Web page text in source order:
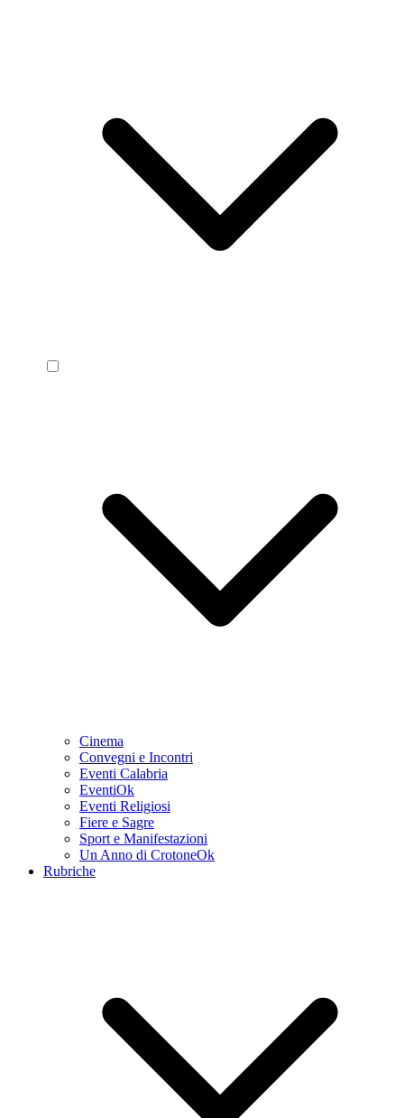
Cinema
Convegni e Incontri
Eventi Calabria
EventiOk
Eventi Religiosi
Fiere e Sagre
Sport e Manifestazioni
Un Anno di CrotoneOk
Rubriche